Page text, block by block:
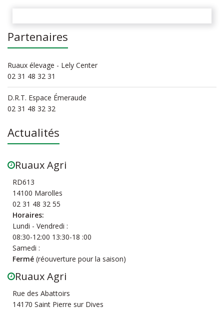
Partenaires
Ruaux élevage - Lely Center
02 31 48 32 31
D.R.T. Espace Émeraude
02 31 48 32 32
Actualités
Ruaux Agri
RD613
14100 Marolles
02 31 48 32 55
Horaires:
Lundi - Vendredi :
08:30-12:00 13:30-18 :00
Samedi :
Fermé (réouverture pour la saison)
Ruaux Agri
Rue des Abattoirs
14170 Saint Pierre sur Dives